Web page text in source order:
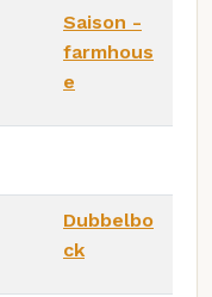
Saison -
farmhous
e
Dubbelbo
ck